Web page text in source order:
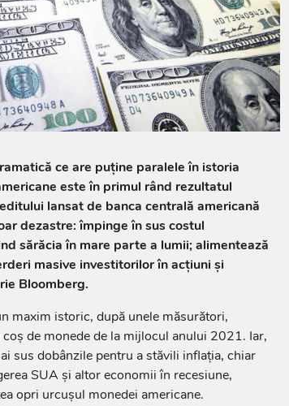
ce are puţine paralele în istoria
este în primul rând rezultatul
lansat de banca centrală americană
dezastre: împin­ge în sus costul
sărăcia în mare parte a lumii; alimentează
masive investitorilor în acţiuni şi
Bloomberg.
maxim istoric, după unele măsu­rători,
de monede de la mijlocul anului 2021. Iar,
sus dobânzile pentru a stăvili inflaţia, chiar
SUA şi altor economii în recesiune,
opri urcuşul monedei americane.